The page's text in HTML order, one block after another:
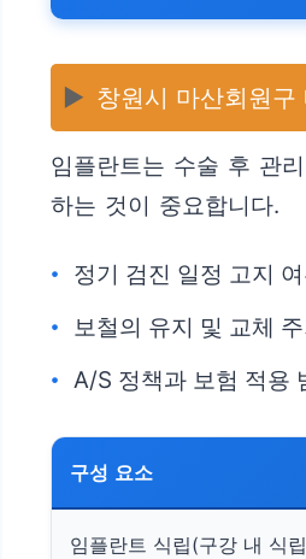
▶️ 창원시 마산회원
임플란트는 수술 후 관
하는 것이 중요합니다.
정기 검진 일정 고지
보철의 유지 및 교체
A/S 정책과 보험 적용
구성 요소
임플란트 식립(구강 내 식